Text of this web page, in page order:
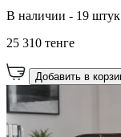
В наличии - 19 штук
25 310 тенге
Добавить в